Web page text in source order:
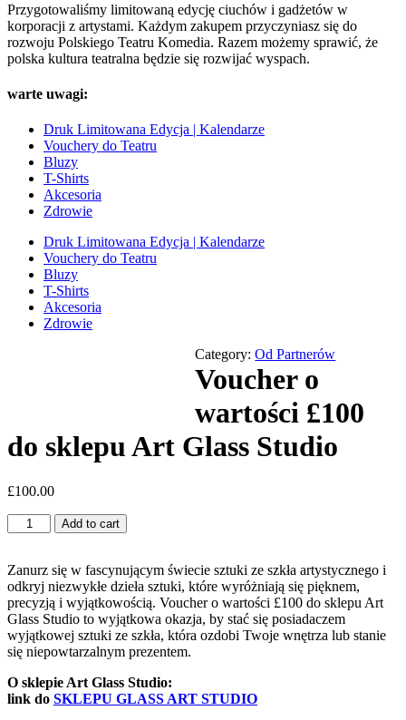
Przygotowaliśmy limitowaną edycję ciuchów i gadżetów w
korporacji z artystami. Każdym zakupem przyczyniasz się do
rozwoju Polskiego Teatru Komedia. Razem możemy sprawić, że
polska kultura teatralna będzie się rozwijać wyspach.
warte uwagi:
Druk Limitowana Edycja | Kalendarze
Vouchery do Teatru
Bluzy
T-Shirts
Akcesoria
Zdrowie
Druk Limitowana Edycja | Kalendarze
Vouchery do Teatru
Bluzy
T-Shirts
Akcesoria
Zdrowie
Category: Od Partnerów
Voucher o
wartości £100
do sklepu Art Glass Studio
£100.00
Voucher
o
£100
do
sklepu
Art
Glass
Studio
Add to cart
Zanurz się w fascynującym świecie sztuki ze szkła artystycznego i
odkryj niezwykłe dzieła sztuki, które wyróżniają się pięknem,
precyzją i wyjątkowością. Voucher o wartości £100 do sklepu Art
Glass Studio to wyjątkowa okazja, by stać się posiadaczem
wyjątkowej sztuki ze szkła, która ozdobi Twoje wnętrza lub stanie
się niepowtarzalnym prezentem.
O sklepie Art Glass Studio:
link do SKLEPU GLASS ART STUDIO